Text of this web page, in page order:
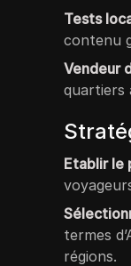
Tests
contenu
Vendeur
quartiers
Etablir le
termes
régions.